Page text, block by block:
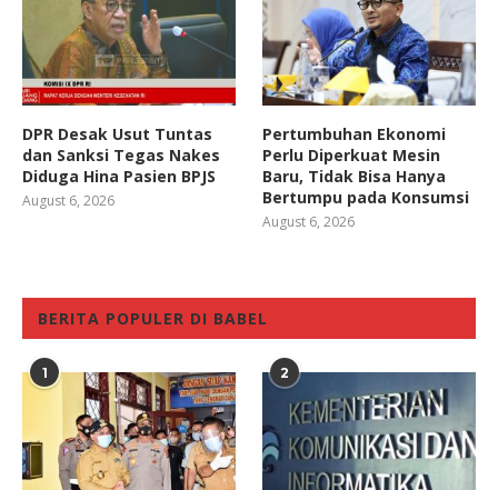
DPR Desak Usut Tuntas
dan Sanksi Tegas Nakes
Diduga Hina Pasien BPJS
August 6, 2026
Pertumbuhan Ekonomi
Perlu Diperkuat Mesin
Baru, Tidak Bisa Hanya
Bertumpu pada Konsumsi
August 6, 2026
BERITA POPULER DI BABEL
1 2